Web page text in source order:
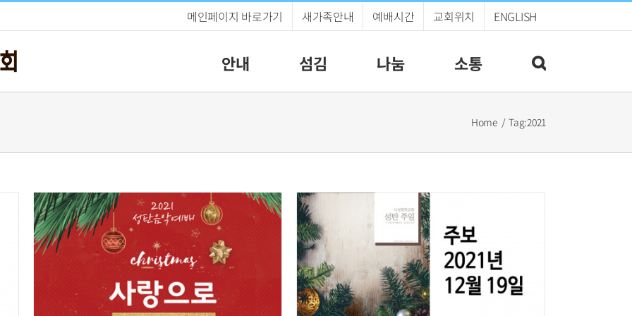
메인페이지 바로가기 새가족안내 예배시간 교회위치 ENGLISH
안내 섬김 나눔 소통
Home Tag:2021